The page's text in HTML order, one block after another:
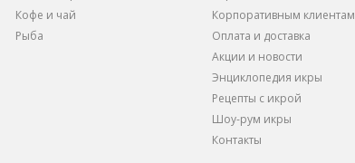
Кофе и чай
Рыба
Корпоративным клиентам
Оплата и доставка
Акции и новости
Энциклопедия икры
Рецепты с икрой
Шоу-рум икры
Контакты